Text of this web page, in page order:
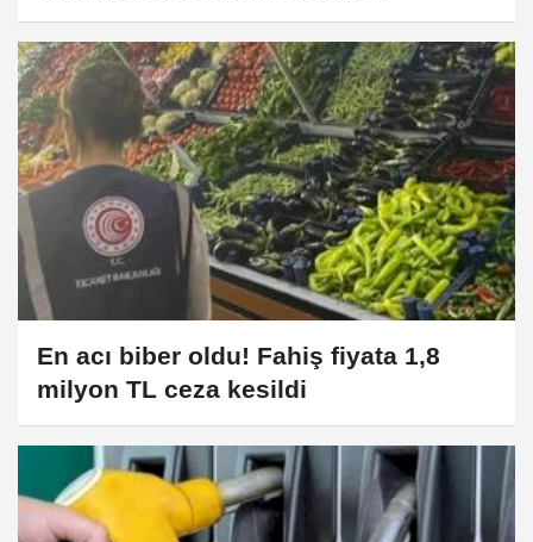
En acı biber oldu! Fahiş fiyata 1,8
milyon TL ceza kesildi